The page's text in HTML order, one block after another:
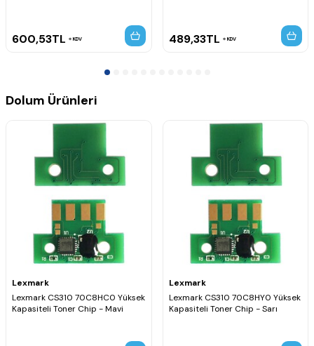
600,53TL KDV 489,33TL KDV
Dolum Ürünleri
Lexmark
Lexmark CS310 70C8HC0 Yüksek
Kapasiteli Toner Chip - Mavi
Lexmark
Lexmark CS310 70C8HY0 Yüksek
Kapasiteli Toner Chip - Sarı